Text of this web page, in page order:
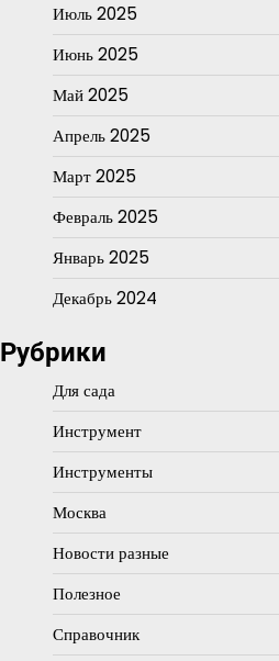
Июль 2025
Июнь 2025
Май 2025
Апрель 2025
Март 2025
Февраль 2025
Январь 2025
Декабрь 2024
Рубрики
Для сада
Инструмент
Инструменты
Москва
Новости разные
Полезное
Справочник